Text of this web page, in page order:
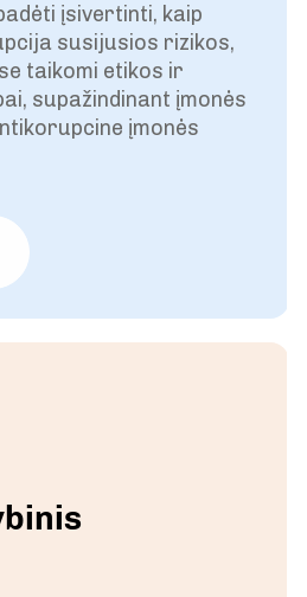
įsivertinti, kaip
susijusios rizikos,
taikomi etikos ir
supažindinant įmonės
įmonės